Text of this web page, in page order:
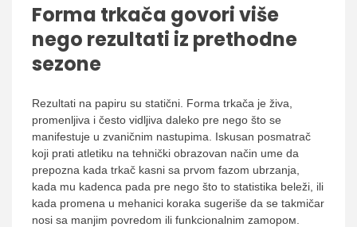
Forma trkača govori više
nego rezultati iz prethodne
sezone
Rezultati na papiru su statični. Forma trkača je živa,
promenljiva i često vidljiva daleko pre nego što se
manifestuje u zvaničnim nastupima. Iskusan posmatrač
koji prati atletiku na tehnički obrazovan način ume da
prepozna kada trkač kasni sa prvom fazom ubrzanja,
kada mu kadenca pada pre nego što to statistika beleži, ili
kada promena u mehanici koraka sugeriše da se takmičar
nosi sa manjim povredom ili funkcionalnim zamором.